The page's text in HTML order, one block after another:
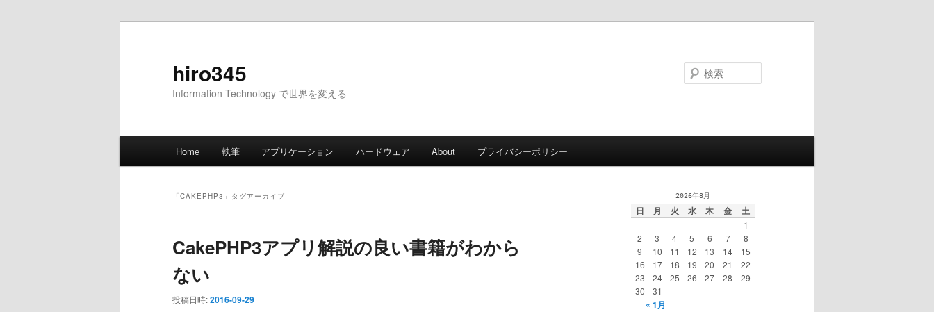
hiro345
Information Technology で世界を変える
Home 執筆 アプリケーション ハードウェア About プライバシーポリシー
「CAKEPHP3 」タグアーカイブ
CakePHP3アプリ解説の良い書籍がわから
ない
投稿日時:2016-09-29
2026年8月
日 月 火 水 木 金 土
1
2
3 4 5 6 7
8
9
10 11 12 13 14
15
16
17 18 19 20 21
22
23
24 25 26 27 28
29
30
31
« 1月